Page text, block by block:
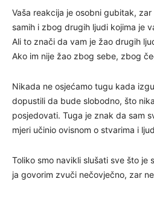
Vaša reakcija je osobni gubitak,
samih i zbog drugih ljudi kojima je
Ali to znači da vam je žao drugih
Ako im nije žao zbog sebe, zbog
Nikada ne osjećamo tugu kada
dopustili da bude slobodno, što
posjedovati. Tuga je znak da sam
mjeri učinio ovisnom o stvarima i
Toliko smo navikli slušati sve što je
ja govorim zvuči nečovječno, zar